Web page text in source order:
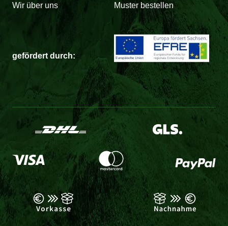
Wir über uns Muster bestellen
gefördert durch: